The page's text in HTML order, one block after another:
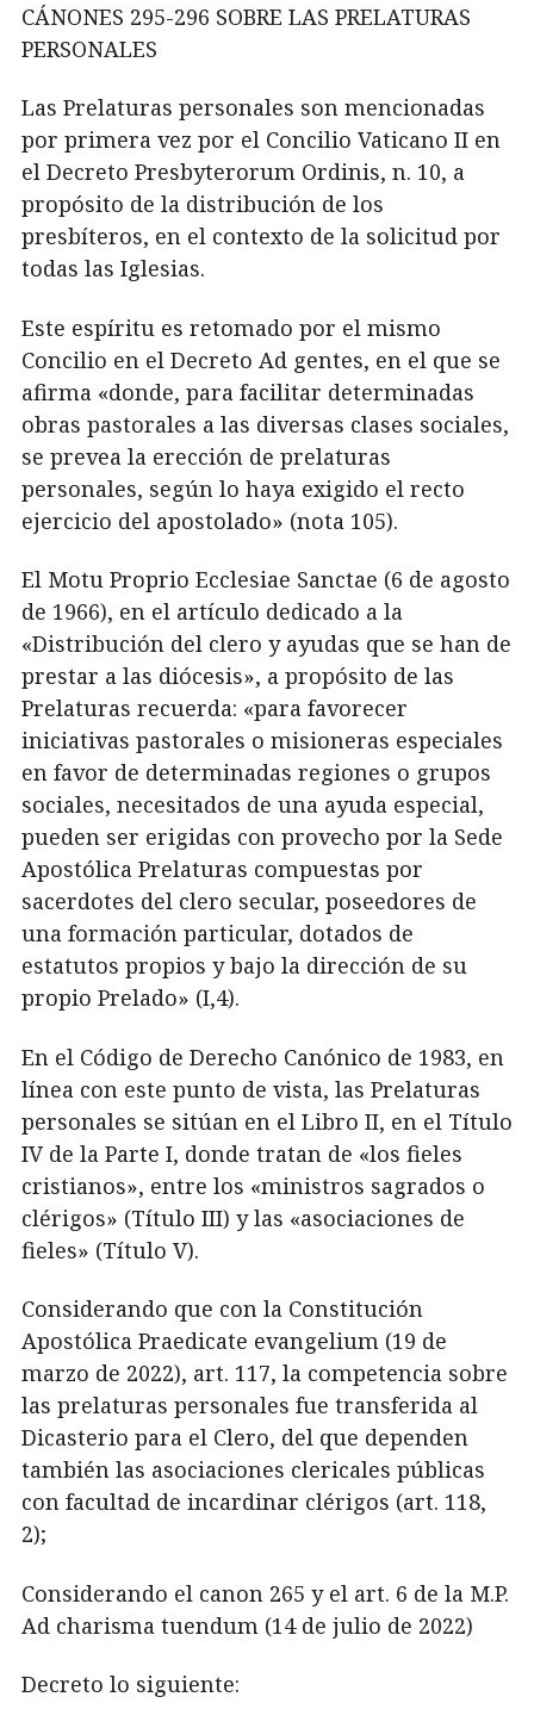
CÁNONES 295-296 SOBRE LAS PRELATURAS
PERSONALES
Las Prelaturas personales son mencionadas
por primera vez por el Concilio Vaticano II en
el Decreto Presbyterorum Ordinis, n. 10, a
propósito de la distribución de los
presbíteros, en el contexto de la solicitud por
todas las Iglesias.
Este espíritu es retomado por el mismo
Concilio en el Decreto Ad gentes, en el que se
afirma «donde, para facilitar determinadas
obras pastorales a las diversas clases sociales,
se prevea la erección de prelaturas
personales, según lo haya exigido el recto
ejercicio del apostolado» (nota 105).
El Motu Proprio Ecclesiae Sanctae (6 de agosto
de 1966), en el artículo dedicado a la
«Distribución del clero y ayudas que se han de
prestar a las diócesis», a propósito de las
Prelaturas recuerda: «para favorecer
iniciativas pastorales o misioneras especiales
en favor de determinadas regiones o grupos
sociales, necesitados de una ayuda especial,
pueden ser erigidas con provecho por la Sede
Apostólica Prelaturas compuestas por
sacerdotes del clero secular, poseedores de
una formación particular, dotados de
estatutos propios y bajo la dirección de su
propio Prelado» (I,4).
En el Código de Derecho Canónico de 1983, en
línea con este punto de vista, las Prelaturas
personales se sitúan en el Libro II, en el Título
IV de la Parte I, donde tratan de «los fieles
cristianos», entre los «ministros sagrados o
clérigos» (Título III) y las «asociaciones de
fieles» (Título V).
Considerando que con la Constitución
Apostólica Praedicate evangelium (19 de
marzo de 2022), art. 117, la competencia sobre
las prelaturas personales fue transferida al
Dicasterio para el Clero, del que dependen
también las asociaciones clericales públicas
con facultad de incardinar clérigos (art. 118,
2);
Considerando el canon 265 y el art. 6 de la M.P.
Ad charisma tuendum (14 de julio de 2022)
Decreto lo siguiente: